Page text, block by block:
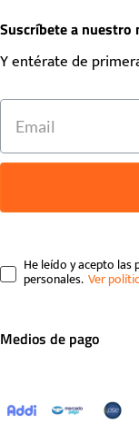
Suscríbete a nuestro
Y entérate de
He leído y acepto
personales.
Medios de pago